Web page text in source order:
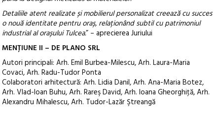
Detaliile atent realizate și mobilierul personalizat creează cu succes
o nouă identitate pentru oraș, relaționând subtil cu patrimoniul
industrial al orașului Tulcea.” – aprecierea Juriului
MENȚIUNE II – DE PLANO SRL
Autori principali: Arh. Emil Burbea-Milescu, Arh. Laura-Maria
Covaci, Arh. Radu-Tudor Ponta
Colaboratori arhitectură: Arh. Lidia Danil, Arh. Ana-Maria Botez,
Arh. Vlad-Ioan Buhu, Arh. Rareş David, Arh. Ioana Gheorghiţă, Arh.
Alexandru Mihalescu, Arh. Tudor-Lazăr Ştreangă